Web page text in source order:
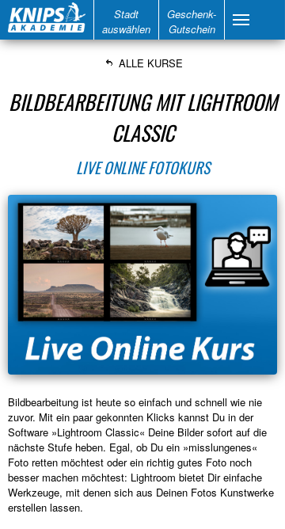
Stadt
auswählen
Geschenk-
Gutschein
ALLE KURSE
BILDBEARBEITUNG MIT LIGHTROOM
CLASSIC
LIVE ONLINE FOTOKURS
Bildbearbeitung ist heute so einfach und schnell wie nie
zuvor. Mit ein paar gekonnten Klicks kannst Du in der
Software »Lightroom Classic« Deine Bilder sofort auf die
nächste Stufe heben. Egal, ob Du ein »misslungenes«
Foto retten möchtest oder ein richtig gutes Foto noch
besser machen möchtest: Lightroom bietet Dir einfache
Werkzeuge, mit denen sich aus Deinen Fotos Kunstwerke
erstellen lassen.